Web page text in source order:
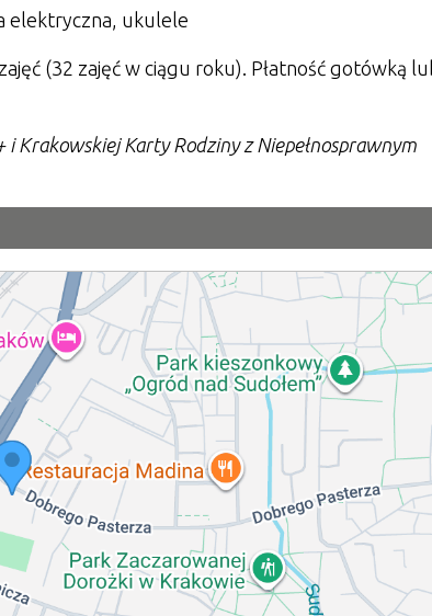
elektryczna, ukulele
(32 zajęć w ciągu roku). Płatność gotówką
Krakowskiej Karty Rodziny z Niepełnosprawnym